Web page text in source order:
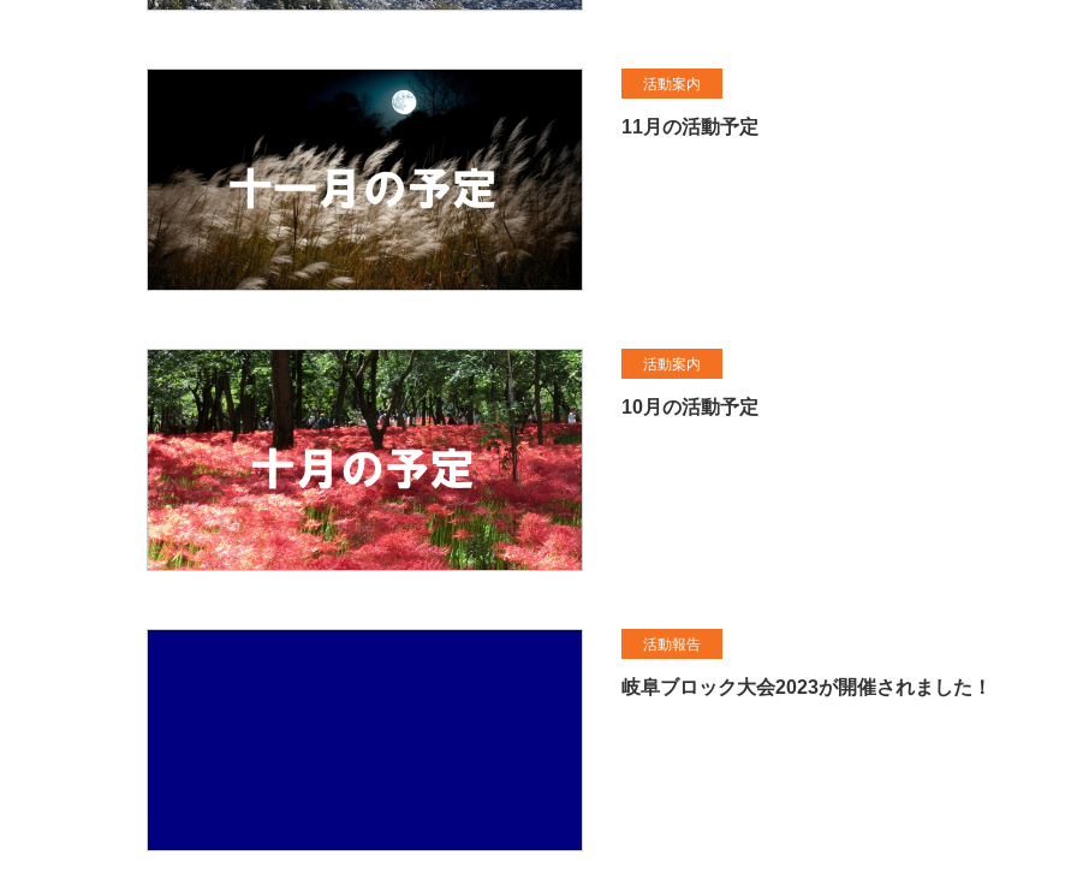
活動案内
11月の活動予定
活動案内
10月の活動予定
活動報告
岐阜ブロック大会2023が開催されました！